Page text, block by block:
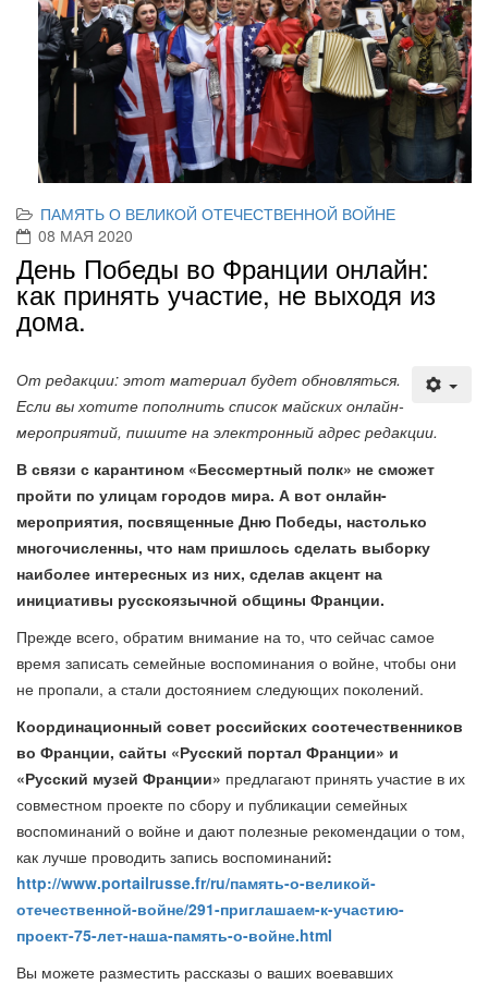
ПАМЯТЬ О ВЕЛИКОЙ ОТЕЧЕСТВЕННОЙ ВОЙНЕ
08 МАЯ 2020
День Победы во Франции онлайн:
как принять участие, не выходя из
дома.
От редакции: этот материал будет обновляться.
Если вы хотите пополнить список майских онлайн-
мероприятий, пишите на электронный адрес редакции.
В связи с карантином «Бессмертный полк» не сможет
пройти по улицам городов мира. А вот онлайн-
мероприятия, посвященные Дню Победы, настолько
многочисленны, что нам пришлось сделать выборку
наиболее интересных из них, сделав акцент на
инициативы русскоязычной общины Франции.
Прежде всего, обратим внимание на то, что сейчас самое
время записать семейные воспоминания о войне, чтобы они
не пропали, а стали достоянием следующих поколений.
Координационный совет российских соотечественников
во Франции, сайты «Русский портал Франции» и
«Русский музей Франции» предлагают принять участие в их
совместном проекте по сбору и публикации семейных
воспоминаний о войне и дают полезные рекомендации о том,
как лучше проводить запись воспоминаний:
http://www.portailrusse.fr/ru/память-о-великой-
отечественной-войне/291-приглашаем-к-участию-
проект-75-лет-наша-память-о-войне.html
Вы можете разместить рассказы о ваших воевавших